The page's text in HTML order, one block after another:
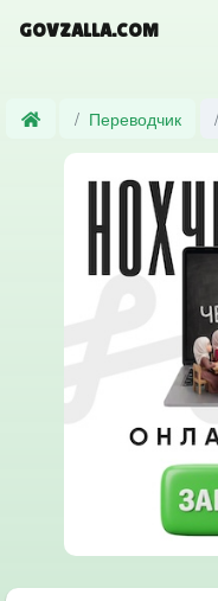
GOVZALLA.COM
Переводчик